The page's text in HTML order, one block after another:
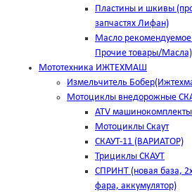
Пластины и шкивы
запчастях Лифан)
Масло
Прочие товары/Масла)
Мототехника ИЖТЕХМАШ
Измельчитель
Мотоциклы внедорожные
ATV машинокомплекты
Мотоциклы Скаут
СКАУТ-11 (ВАРИАТОР)
Трициклы СКАУТ
СПРИНТ (новая база,
фара, аккумулятор)